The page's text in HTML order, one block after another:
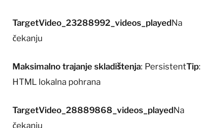
TargetVideo_23288992_videos_playedNa
čekanju
Maksimalno trajanje skladištenja: PersistentTip:
HTML lokalna pohrana
TargetVideo_28889868_videos_playedNa
čekanju